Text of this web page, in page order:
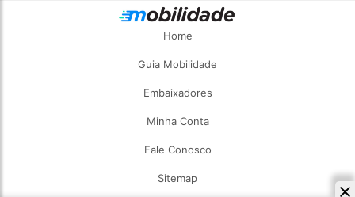
Home
Guia Mobilidade
Embaixadores
Minha Conta
Fale Conosco
Sitemap